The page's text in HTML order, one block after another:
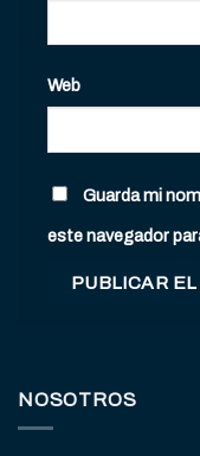
Web
Guarda mi
este navegador
NOSOTROS